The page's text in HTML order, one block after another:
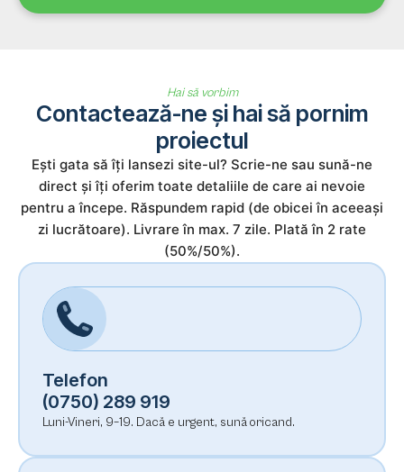
Hai să vorbim
Contactează-ne și hai să pornim
proiectul
Ești gata să îți lansezi site-ul? Scrie-ne sau sună-ne
direct și îți oferim toate detaliile de care ai nevoie
pentru a începe. Răspundem rapid (de obicei în aceeași
zi lucrătoare). Livrare în max. 7 zile. Plată în 2 rate
(50%/50%).
Telefon
(0750) 289 919
Luni-Vineri, 9–19. Dacă e urgent, sună oricand.